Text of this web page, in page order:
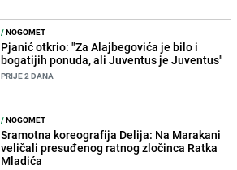
/NOGOMET
Pjanić otkrio: "Za Alajbegovića je bilo i
bogatijih ponuda, ali Juventus je Juventus"
PRIJE 2 DANA
/NOGOMET
Sramotna koreografija Delija: Na Marakani
veličali presuđenog ratnog zločinca Ratka
Mladića